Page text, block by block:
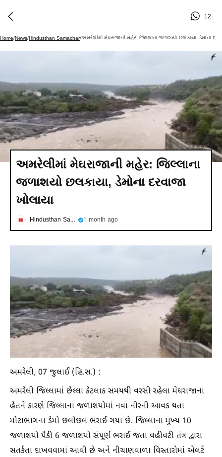
12
Home/News/Hindusthan Samachar/
અમરેલીમાં મેઘરાજાની મહેર: જિલ્લાના
જળાશયો છલકાયા, ડેમોના દરવાજા
ખોલાયા
Hindusthan Samachar 1 month ago
અમરેલી, 07 જુલાઈ (હિ.સ.) :
અમરેલી જિલ્લામાં છેલ્લા કેટલાક સમયથી વરસી રહેલા મેઘરાજાના
હેતને કારણે જિલ્લાના જળાશયોમાં નવા નીરની આવક થતા
મોટાભાગના ડેમો છલોછલ ભરાઈ ગયા છે. જિલ્લાના મુખ્ય 10
જળાશયો પૈકી 6 જળાશયો સંપૂર્ણ ભરાઈ જતા વહીવટી તંત્ર દ્વારા
સતર્કતા દાખવવામાં આવી છે અને નીચાણવાળા વિસ્તારોમાં એલર્ટ